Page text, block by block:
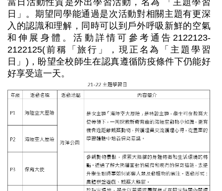
當日活動性質是外出學習活動，名為 「主題學習
日」。期望同學能通過是次活動對相關主題有更深
入的認識和理解，同時可以到戶外呼吸新鮮的空氣
和伸展身體。活動詳情可參考通告2122123-
2122125(前稱「旅行」，現正名為「主題學習
日」)，盼望全校師生在認真遵循防疫條件下仍能好
好享受這一天。